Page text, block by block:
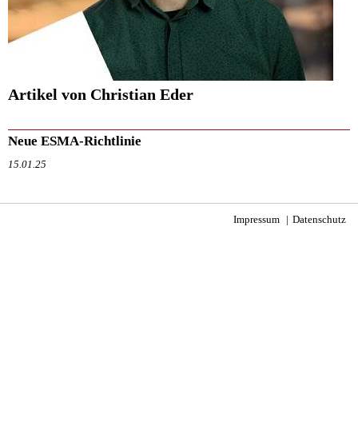
Artikel von Christian Eder
Neue ESMA-Richtlinie
15.01.25
Impressum Datenschutz